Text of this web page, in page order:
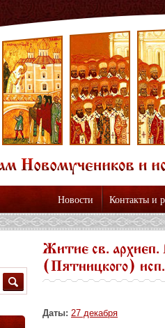
Новости Контакты и
Житие св. архиеп.
(Пятницкого) исп.
Даты: 27 декабря